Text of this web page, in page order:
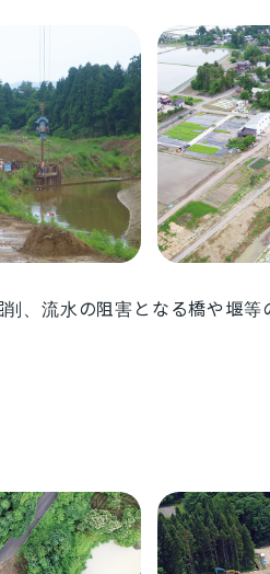
、流水の阻害となる橋や堰